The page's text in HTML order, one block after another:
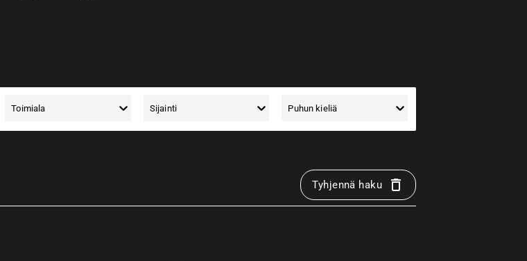
Toimiala Sijainti Puhun kieliä
Tyhjennä haku